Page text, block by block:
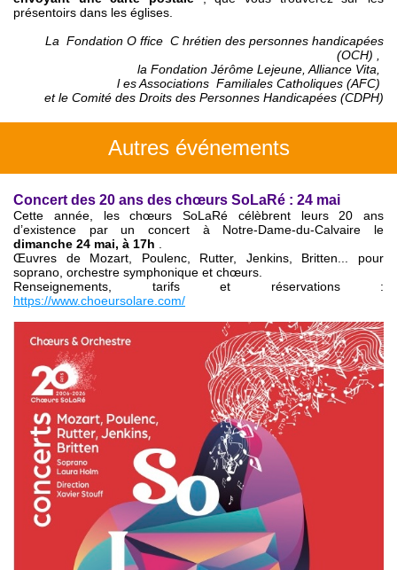
présentoirs dans les églises.
La Fondation O ffice C hrétien des personnes handicapées
(OCH)
la Fondation Jérôme Lejeune, Alliance Vita,
l es Associations Familiales Catholiques (AFC)
et le Comité des Droits des Personnes Handicapées (CDPH)
Autres événements
Concert des 20 ans des chœurs SoLaRé : 24 mai
Cette année, les chœurs SoLaRé célèbrent leurs 20 ans
d’existence par un concert à Notre-Dame-du-Calvaire le
dimanche 24 mai, à 17h
Œuvres de Mozart, Poulenc, Rutter, Jenkins, Britten... pour
soprano, orchestre symphonique et chœurs.
Renseignements, tarifs et réservations :
https://www.choeursolare.com/